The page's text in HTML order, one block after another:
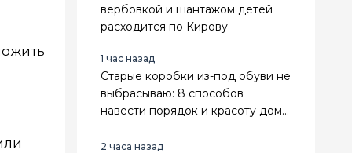
вербовкой и шантажом детей
расходится по Кирову
1 час назад
Старые коробки из-под обуви не
выбрасываю: 8 способов
навести порядок и красоту дома
2 часа назад